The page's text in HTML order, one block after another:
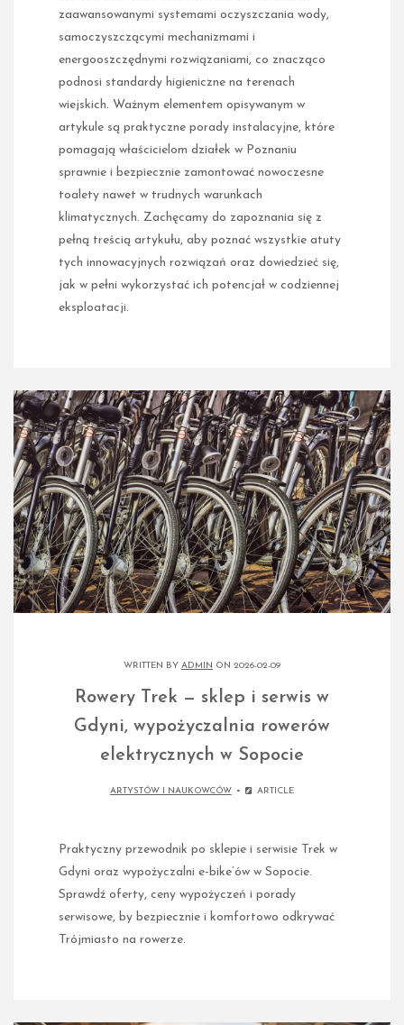
zaawansowanymi systemami oczyszczania wody,
samoczyszczącymi mechanizmami i
energooszczędnymi rozwiązaniami, co znacząco
podnosi standardy higieniczne na terenach
wiejskich. Ważnym elementem opisywanym w
artykule są praktyczne porady instalacyjne, które
pomagają właścicielom działek w Poznaniu
sprawnie i bezpiecznie zamontować nowoczesne
toalety nawet w trudnych warunkach
klimatycznych. Zachęcamy do zapoznania się z
pełną treścią artykułu, aby poznać wszystkie atuty
tych innowacyjnych rozwiązań oraz dowiedzieć się,
jak w pełni wykorzystać ich potencjał w codziennej
eksploatacji.
WRITTEN BY ADMIN ON 2026-02-09
Rowery Trek — sklep i serwis w
Gdyni, wypożyczalnia rowerów
elektrycznych w Sopocie
ARTYSTÓW I NAUKOWCÓW ARTICLE
Praktyczny przewodnik po sklepie i serwisie Trek w
Gdyni oraz wypożyczalni e-bike’ów w Sopocie.
Sprawdź oferty, ceny wypożyczeń i porady
serwisowe, by bezpiecznie i komfortowo odkrywać
Trójmiasto na rowerze.